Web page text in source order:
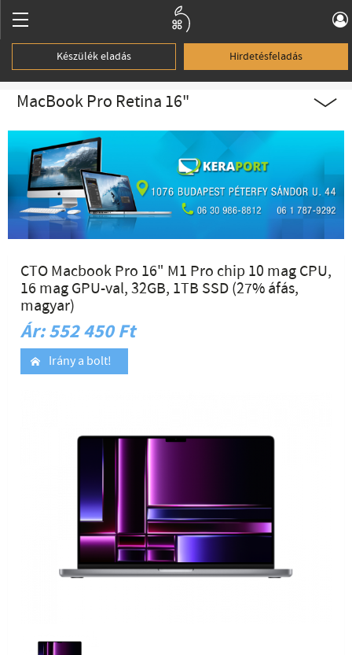
Készülék eladás Hirdetésfeladás
MacBook Pro Retina 16"
CTO Macbook Pro 16" M1 Pro chip 10 mag CPU,
16 mag GPU-val, 32GB, 1TB SSD (27% áfás,
magyar)
Ár: 552 450 Ft
Irány a bolt!